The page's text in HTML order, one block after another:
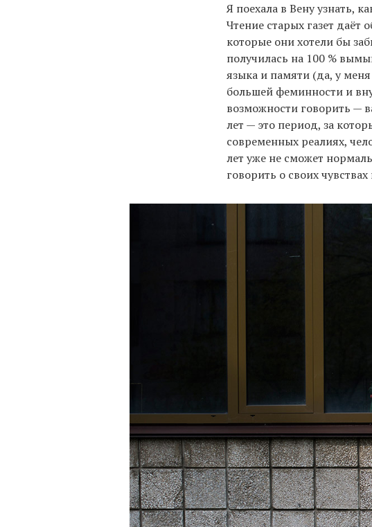
Я поехала в Вену узнать,
Чтение старых газет
которые они хотели бы
получилась на 100 %
языка и памяти (да, у
большей феминности и
возможности говорить —
лет — это период, за
современных реалиях,
лет уже не сможет
говорить о своих